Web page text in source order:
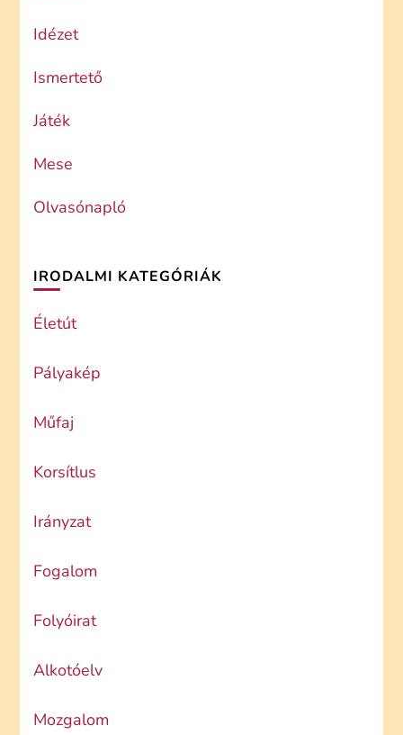
Idézet
Ismertető
Játék
Mese
Olvasónapló
IRODALMI KATEGÓRIÁK
Életút
Pályakép
Műfaj
Korsítlus
Irányzat
Fogalom
Folyóirat
Alkotóelv
Mozgalom